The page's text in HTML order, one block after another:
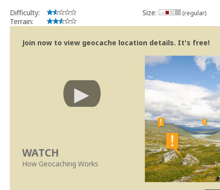
Difficulty:
Terrain:
Size: (regular)
Join now to view geocache location details. It's free!
WATCH
How Geocaching Works